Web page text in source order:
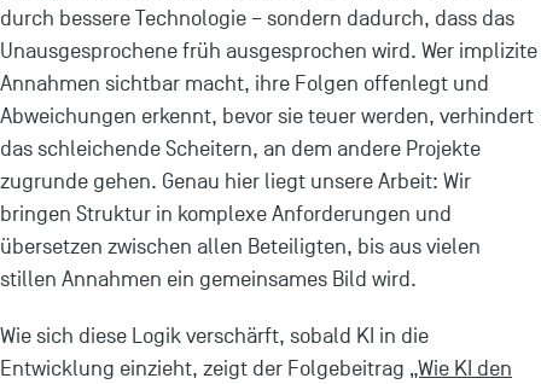
durch bessere Technologie – sondern dadurch, dass das
Unausgesprochene früh ausgesprochen wird. Wer implizite
Annahmen sichtbar macht, ihre Folgen offenlegt und
Abweichungen erkennt, bevor sie teuer werden, verhindert
das schleichende Scheitern, an dem andere Projekte
zugrunde gehen. Genau hier liegt unsere Arbeit: Wir
bringen Struktur in komplexe Anforderungen und
übersetzen zwischen allen Beteiligten, bis aus vielen
stillen Annahmen ein gemeinsames Bild wird.
Wie sich diese Logik verschärft, sobald KI in die
Entwicklung einzieht, zeigt der Folgebeitrag „Wie KI den